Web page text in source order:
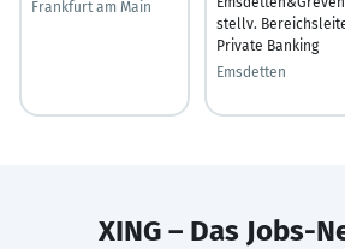
Frankfurt am Main
stellv.
Private Banking
Emsdetten
XING – Das Jobs-